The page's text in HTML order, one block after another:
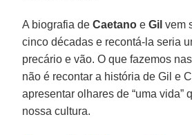
A biografia deCaetano eGil vem
cinco décadas e recontá-la seria
precário e vão. O que fazemos
não é recontar a história de Gil e
apresentar olhares de “uma vida”
nossa cultura.